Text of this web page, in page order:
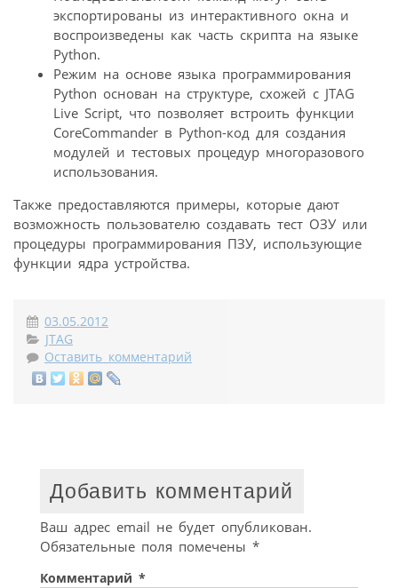
экспортированы из интерактивного окна и
воспроизведены как часть скрипта на языке
Python.
Режим на основе языка программирования
Python основан на структуре, схожей с JTAG
Live Script, что позволяет встроить функции
CoreCommander в Python-код для создания
модулей и тестовых процедур многоразового
использования.
Также предоставляются примеры, которые дают
возможность пользователю создавать тест ОЗУ или
процедуры программирования ПЗУ, использующие
функции ядра устройства.
03.05.2012
JTAG
Оставить комментарий
Добавить комментарий
Ваш адрес email не будет опубликован.
Обязательные поля помечены *
Комментарий *